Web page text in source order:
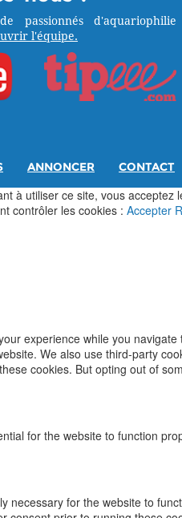
passionnés d'aquariophilie
l'équipe.
ANNONCER CONTACT
à utiliser ce site, vous acceptez
contrôler les cookies : Accepter
experience while you
We also use third-party
cookies. But opting out of
for the website to function
necessary for the website to